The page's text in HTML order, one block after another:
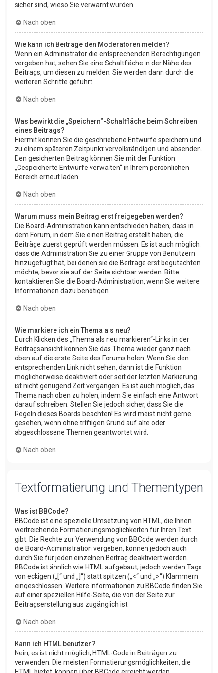
sicher sind, wieso Sie verwarnt wurden.
Nach oben
Wie kann ich Beiträge den Moderatoren melden?
Wenn ein Administrator die entsprechenden Berechtigungen
vergeben hat, sehen Sie eine Schaltfläche in der Nähe des
Beitrags, um diesen zu melden. Sie werden dann durch die
weiteren Schritte geführt.
Nach oben
Was bewirkt die „Speichern“-Schaltfläche beim Schreiben
eines Beitrags?
Hiermit können Sie die geschriebene Entwürfe speichern und
zu einem späteren Zeitpunkt vervollständigen und absenden.
Den gesicherten Beitrag können Sie mit der Funktion
„Gespeicherte Entwürfe verwalten“ in Ihrem persönlichen
Bereich erneut laden.
Nach oben
Warum muss mein Beitrag erst freigegeben werden?
Die Board-Administration kann entschieden haben, dass in
dem Forum, in dem Sie einen Beitrag erstellt haben, die
Beiträge zuerst geprüft werden müssen. Es ist auch möglich,
dass die Administration Sie zu einer Gruppe von Benutzern
hinzugefügt hat, bei denen sie die Beiträge erst begutachten
möchte, bevor sie auf der Seite sichtbar werden. Bitte
kontaktieren Sie die Board-Administration, wenn Sie weitere
Informationen dazu benötigen.
Nach oben
Wie markiere ich ein Thema als neu?
Durch Klicken des „Thema als neu markieren“-Links in der
Beitragsansicht können Sie das Thema wieder ganz nach
oben auf die erste Seite des Forums holen. Wenn Sie den
entsprechenden Link nicht sehen, dann ist die Funktion
möglicherweise deaktiviert oder seit der letzten Markierung
ist nicht genügend Zeit vergangen. Es ist auch möglich, das
Thema nach oben zu holen, indem Sie einfach eine Antwort
darauf schreiben. Stellen Sie jedoch sicher, dass Sie die
Regeln dieses Boards beachten! Es wird meist nicht gerne
gesehen, wenn ohne triftigen Grund auf alte oder
abgeschlossene Themen geantwortet wird.
Nach oben
Textformatierung und Thementypen
Was ist BBCode?
BBCode ist eine spezielle Umsetzung von HTML, die Ihnen
weitreichende Formatierungsmöglichkeiten für Ihren Text
gibt. Die Rechte zur Verwendung von BBCode werden durch
die Board-Administration vergeben, können jedoch auch
durch Sie für jeden einzelnen Beitrag deaktiviert werden.
BBCode ist ähnlich wie HTML aufgebaut, jedoch werden Tags
von eckigen („[“ und „]“) statt spitzen („<“ und „>“) Klammern
eingeschlossen. Weitere Informationen zu BBCode finden Sie
auf einer speziellen Hilfe-Seite, die von der Seite zur
Beitragserstellung aus zugänglich ist.
Nach oben
Kann ich HTML benutzen?
Nein, es ist nicht möglich, HTML-Code in Beiträgen zu
verwenden. Die meisten Formatierungsmöglichkeiten, die